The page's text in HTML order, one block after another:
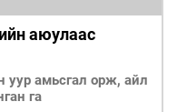
аюулаас
амьсгал орж, айл
га